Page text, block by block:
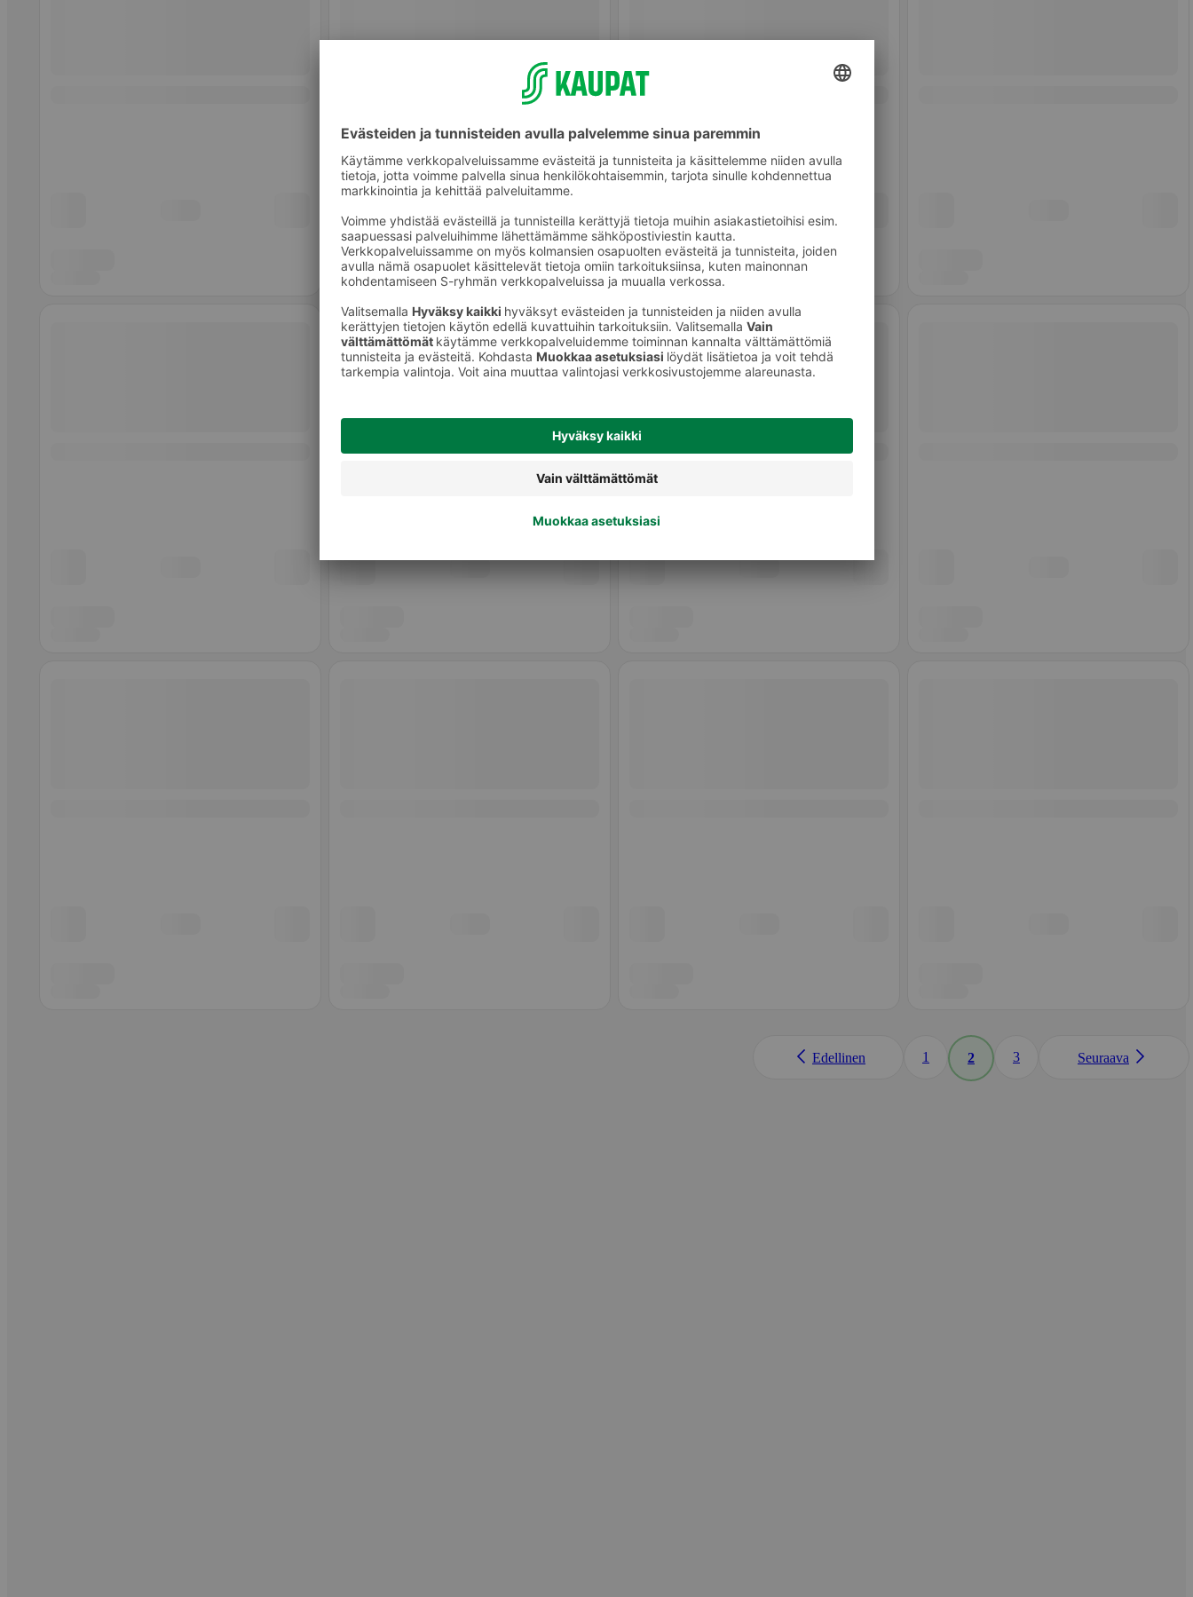
Edellinen 1 2 3 Seuraava